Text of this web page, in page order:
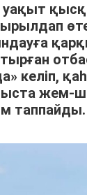
уақыт
келіп,
жем-
таппайды.